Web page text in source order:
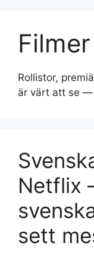
Rollistor,
är värt att se —
Netflix
sett